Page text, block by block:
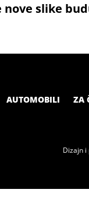
nove slike
AUTOMOBILI ZA
Dizajn